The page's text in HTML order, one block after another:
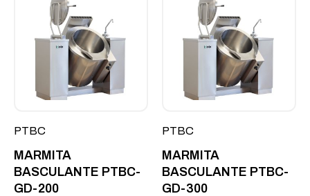
PTBC
MARMITA
BASCULANTE PTBC-
GD-200
PTBC
MARMITA
BASCULANTE PTBC-
GD-300